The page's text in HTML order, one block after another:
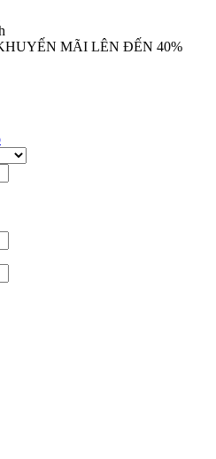
MÃI LÊN ĐẾN 40%